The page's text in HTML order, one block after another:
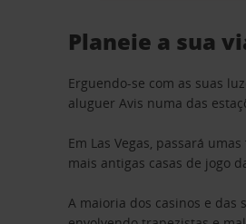
Planeie a sua
Erguendo-se com as suas
aluguer Avis numa das
Em Las Vegas, passará
mais antigas casas de jogo
A maioria dos casinos e das